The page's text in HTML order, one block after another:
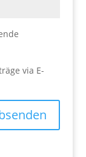
via E-